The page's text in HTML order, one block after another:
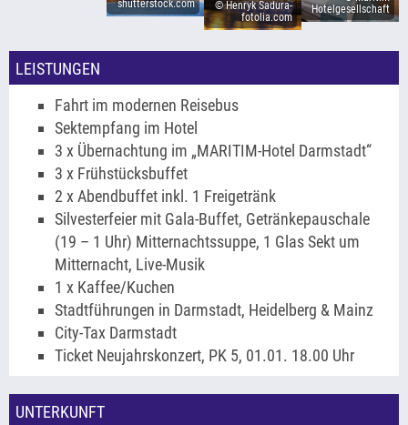
shutterstock.com
© Henryk Sadura-
fotolia.com
Hotelgesellschaft
LEISTUNGEN
Fahrt im modernen Reisebus
Sektempfang im Hotel
3 x Übernachtung im „MARITIM-Hotel Darmstadt“
3 x Frühstücksbuffet
2 x Abendbuffet inkl. 1 Freigetränk
Silvesterfeier mit Gala-Buffet, Getränkepauschale
(19 – 1 Uhr) Mitternachtssuppe, 1 Glas Sekt um
Mitternacht, Live-Musik
1 x Kaffee/Kuchen
Stadtführungen in Darmstadt, Heidelberg & Mainz
City-Tax Darmstadt
Ticket Neujahrskonzert, PK 5, 01.01. 18.00 Uhr
UNTERKUNFT